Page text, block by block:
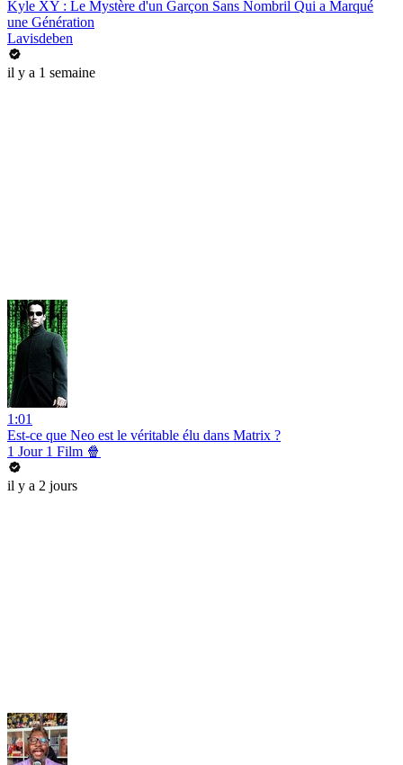
Kyle XY : Le Mystère d'un Garçon Sans Nombril Qui a Marqué
une Génération
Lavisdeben
il y a 1 semaine
1:01
Est-ce que Neo est le véritable élu dans Matrix ?
1 Jour 1 Film 🍿
il y a 2 jours